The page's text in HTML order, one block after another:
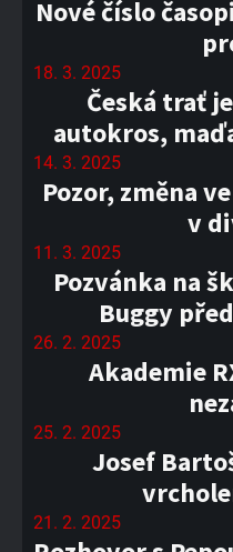
Nové číslo
18. 3. 2025
Česká trať
autokros,
14. 3. 2025
Pozor, změna
v
11. 3. 2025
Pozvánka na
Buggy
26. 2. 2025
Akademie
25. 2. 2025
Josef
21. 2. 2025